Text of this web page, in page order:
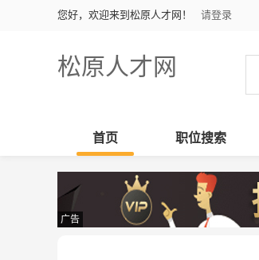
您好，欢迎来到松原人才网！ 请登录
松原人才网
首页 职位搜索
广告